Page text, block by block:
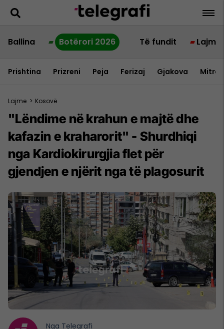
Ballina Botërori 2026 Të fundit Lajme
Prishtina Prizreni Peja Ferizaj Gjakova
Lajme > Kosovë
"Lëndime në krahun e majtë dhe
kafazin e kraharorit" - Shurdhiqi
nga Kardiokirurgjia flet për
gjendjen e njërit nga të plagosurit
Nga Telegrafi